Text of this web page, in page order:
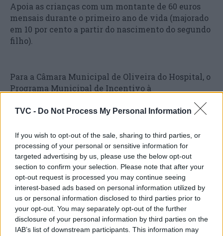
TVC - Do Not Process My Personal Information
If you wish to opt-out of the sale, sharing to third parties, or
processing of your personal or sensitive information for
targeted advertising by us, please use the below opt-out
section to confirm your selection. Please note that after your
opt-out request is processed you may continue seeing
interest-based ads based on personal information utilized by
us or personal information disclosed to third parties prior to
your opt-out. You may separately opt-out of the further
disclosure of your personal information by third parties on the
IAB’s list of downstream participants. This information may
Apoia as crianças com um montante de 60 euros
mensais durante o primeiro ano de vida (majorado
em 10 por cento a partir do nascimento do segundo
filho).
Para a Câmara Municipal de Oliveira do Hospital, o
Programa Municipal de Incentivo à
políticas públicas de estímulo à natalidade e para
facto que é reconhecido, por entidades externas,
com a atribuição de diversas distinções, como é o
caso da bandeira verde “Autarquia +
Familiarmente Responsável” que Oliveira do
Hospital ostenta há dez anos consecutivos, sendo
que integrou também a Rede Europeia de
Municípios Amigos das Famílias, criada pela
Confederação Europeia de Famílias Numerosas.